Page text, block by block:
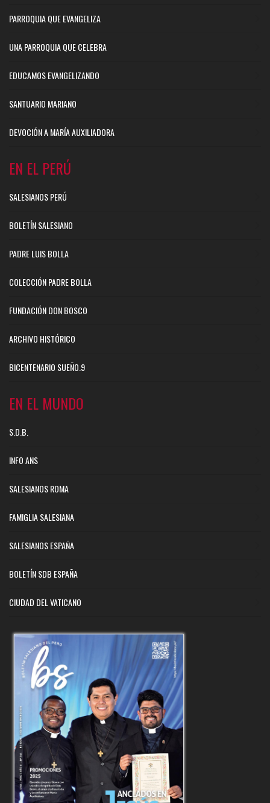
PARROQUIA QUE EVANGELIZA
UNA PARROQUIA QUE CELEBRA
EDUCAMOS EVANGELIZANDO
SANTUARIO MARIANO
DEVOCIÓN A MARÍA AUXILIADORA
EN EL PERÚ
SALESIANOS PERÚ
BOLETÍN SALESIANO
PADRE LUIS BOLLA
COLECCIÓN PADRE BOLLA
FUNDACIÓN DON BOSCO
ARCHIVO HISTÓRICO
BICENTENARIO SUEÑO.9
EN EL MUNDO
S.D.B.
INFO ANS
SALESIANOS ROMA
FAMIGLIA SALESIANA
SALESIANOS ESPAÑA
BOLETÍN SDB ESPAÑA
CIUDAD DEL VATICANO